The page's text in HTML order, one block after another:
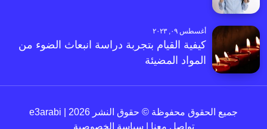
أغسطس ٠٩, ٢٠٢٣
كيفية القيام بتجربة دراسة انبعاث الضوء من
المواد المضيئة
جميع الحقوق محفوظة © حقوق النشر 2026 | e3arabi
تواصل معنا
سياسة الخصوصية